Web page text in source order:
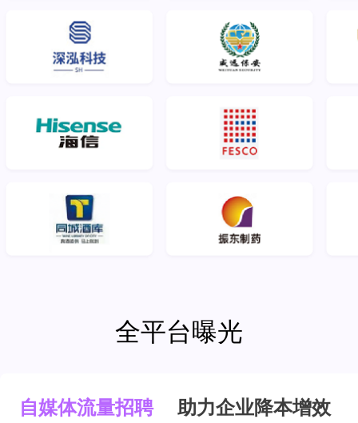
全平台曝光
自媒体流量招聘 助力企业降本增效